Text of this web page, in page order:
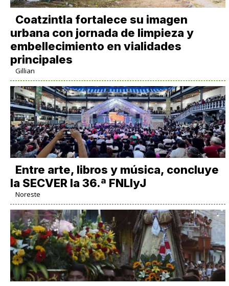
Coatzintla fortalece su imagen
urbana con jornada de limpieza y
embellecimiento en vialidades
principales
Gillian
Entre arte, libros y música, concluye
la SECVER la 36.ª FNLIyJ
Noreste